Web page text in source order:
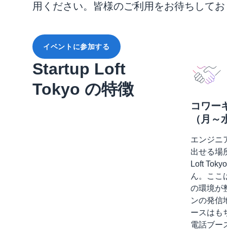
用ください。皆様のご利用をお待ちして
イベントに参加する
Startup Loft
Tokyo の特徴
コワー
（月
エンジニ
出せる場
Loft
ん。ここ
の環境が
ンの発信
ースはも
電話ブー